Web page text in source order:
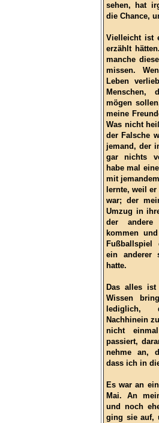
sehen, hat
die Chance,
Vielleicht ist
erzählt
manche
missen.
Leben
Menschen,
mögen
meine
Was nicht
der Falsche
jemand, der
gar nichts
habe mal
mit
lernte, weil
war; der
Umzug in
der andere
kommen
Fußballspiel
ein anderer
hatte.
Das alles
Wissen
lediglich,
Nachhinein
nicht
passiert,
nehme an,
dass ich in
Es war an
Mai. An
und noch
ging sie auf,